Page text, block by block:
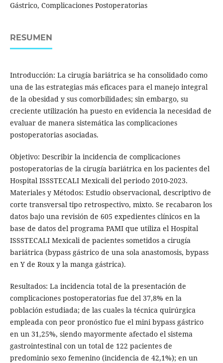
Gástrico, Complicaciones Postoperatorias
RESUMEN
Introducción: La cirugía bariátrica se ha consolidado como
una de las estrategias más eficaces para el manejo integral
de la obesidad y sus comorbilidades; sin embargo, su
creciente utilización ha puesto en evidencia la necesidad de
evaluar de manera sistemática las complicaciones
postoperatorias asociadas.
Objetivo: Describir la incidencia de complicaciones
postoperatorias de la cirugía bariátrica en los pacientes del
Hospital ISSSTECALI Mexicali del periodo 2010-2023.
Materiales y Métodos: Estudio observacional, descriptivo de
corte transversal tipo retrospectivo, mixto. Se recabaron los
datos bajo una revisión de 605 expedientes clínicos en la
base de datos del programa PAMI que utiliza el Hospital
ISSSTECALI Mexicali de pacientes sometidos a cirugía
bariátrica (bypass gástrico de una sola anastomosis, bypass
en Y de Roux y la manga gástrica).
Resultados: La incidencia total de la presentación de
complicaciones postoperatorias fue del 37,8% en la
población estudiada; de las cuales la técnica quirúrgica
empleada con peor pronóstico fue el mini bypass gástrico
en un 31,25%, siendo mayormente afectado el sistema
gastrointestinal con un total de 122 pacientes de
predominio sexo femenino (incidencia de 42,1%); en un